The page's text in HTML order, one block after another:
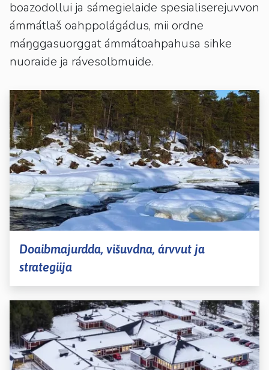
pyyhkäisyliikkeitä.
boazodollui ja sámegielaide spesialiserejuvvon
ámmátlaš oahppolágádus, mii ordne
máŋggasuorggat ámmátoahpahusa sihke
nuoraide ja rávesolbmuide.
Doaibmajurdda, višuvdna, árvvut ja
strategiija